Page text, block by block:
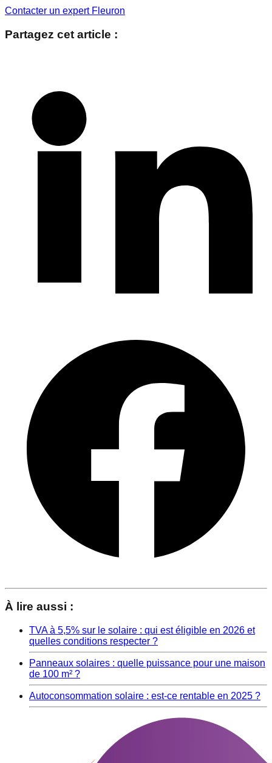
Contacter un expert Fleuron
Partagez cet article :
À lire aussi :
TVA à 5,5% sur le solaire : qui est éligible en 2026 et
quelles conditions respecter ?
Panneaux solaires : quelle puissance pour une maison
de 100 m² ?
Autoconsommation solaire : est-ce rentable en 2025 ?